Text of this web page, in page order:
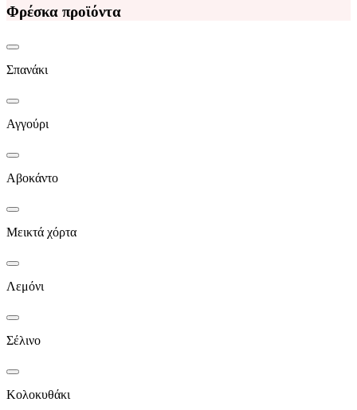
Φρέσκα προϊόντα
Σπανάκι
Αγγούρι
Αβοκάντο
Μεικτά χόρτα
Λεμόνι
Σέλινο
Κολοκυθάκι